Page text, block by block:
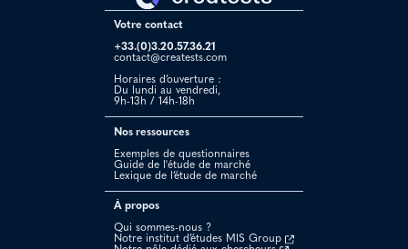
Votre contact
+33.(0)3.20.57.36.21
contact@creatests.com
Horaires d’ouverture :
Du lundi au vendredi,
9h-13h / 14h-18h
Nos ressources
Exemples de questionnaires
Guide de l'étude de marché
Lexique de l’étude de marché
À propos
Qui sommes-nous ?
Notre institut d’études MIS Group